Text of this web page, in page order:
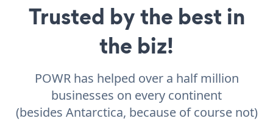
Trusted by the best in
the biz!
POWR has helped over a half million
businesses on every continent
(besides Antarctica, because of course not)